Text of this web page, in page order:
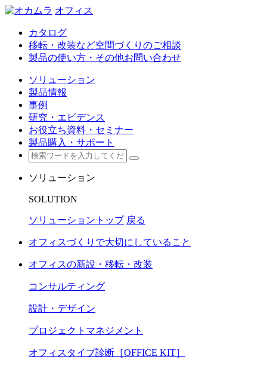
オフィス
カタログ
移転・改装など空間づくりのご相談
製品の使い方・その他お問い合わせ
ソリューション
製品情報
事例
研究・エビデンス
お役立ち資料・セミナー
製品購入・サポート
ソリューション
SOLUTION
ソリューショントップ 戻る
オフィスづくりで大切にしていること
オフィスの新設・移転・改装
コンサルティング
設計・デザイン
プロジェクトマネジメント
オフィスタイプ診断［OFFICE KIT］